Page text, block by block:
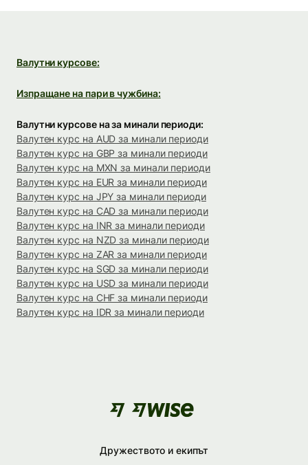
Валутни курсове:
Изпращане на пари в чужбина:
Валутни курсове на за минали периоди:
Валутен курс на AUD за минали периоди
Валутен курс на GBP за минали периоди
Валутен курс на MXN за минали периоди
Валутен курс на EUR за минали периоди
Валутен курс на JPY за минали периоди
Валутен курс на CAD за минали периоди
Валутен курс на INR за минали периоди
Валутен курс на NZD за минали периоди
Валутен курс на ZAR за минали периоди
Валутен курс на SGD за минали периоди
Валутен курс на USD за минали периоди
Валутен курс на CHF за минали периоди
Валутен курс на IDR за минали периоди
Дружеството и екипът